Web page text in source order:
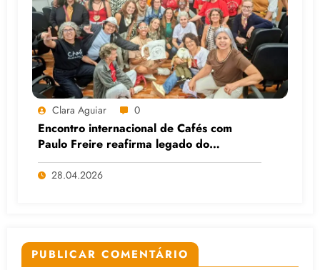
Clara Aguiar 0
Encontro internacional de Cafés com
Paulo Freire reafirma legado do
educador popular
28.04.2026
PUBLICAR COMENTÁRIO